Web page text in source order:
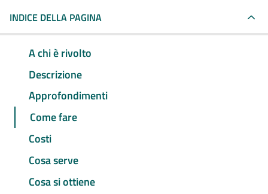
INDICE DELLA PAGINA
A chi è rivolto
Descrizione
Approfondimenti
Come fare
Costi
Cosa serve
Cosa si ottiene